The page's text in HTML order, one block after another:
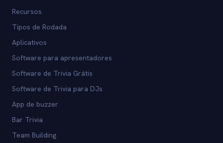
Recursos
Tipos de Rodada
Aplicativos
Software para apresentadores
Software de Trivia Grátis
Software de Trivia para DJs
App de buzzer
Bar Trivia
Team Building